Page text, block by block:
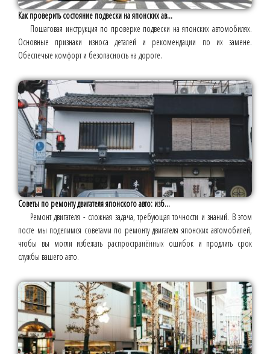
Как проверить состояние подвески на японских ав...
Пошаговая инструкция по проверке подвески на японских автомобилях.
Основные признаки износа деталей и рекомендации по их замене.
Обеспечьте комфорт и безопасность на дороге.
Советы по ремонту двигателя японского авто: изб...
Ремонт двигателя - сложная задача, требующая точности и знаний. В этом
посте мы поделимся советами по ремонту двигателя японских автомобилей,
чтобы вы могли избежать распространённых ошибок и продлить срок
службы вашего авто.